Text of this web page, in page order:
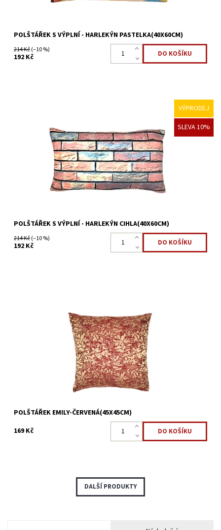
POLŠTÁŘEK S VÝPLNÍ - HARLEKÝN PASTELKA(40X60CM)
214 Kč(–10 %)
192 Kč
VÝPRODEJ
SLEVA 10%
Dekorační polštář s kvalitním foto potiskem perfektně doplní
každý interiér. Polštář bude dělat příjemnou atmosféru nejen při
čtení, poslouchání hudby a lenošení, ale i na...
Skladem >5 ks
22323906
POLŠTÁŘEK S VÝPLNÍ - HARLEKÝN CIHLA(40X60CM)
214 Kč(–10 %)
192 Kč
Dekorační polštářek ve vínové barvě, je perfektním doplňkem
pro každého, kdo hledá spojení komfortu a stylu.
Skladem >5 ks
22323905
POLŠTÁŘEK EMILY-ČERVENÁ(45X45CM)
169 Kč
DALŠÍ PRODUKTY